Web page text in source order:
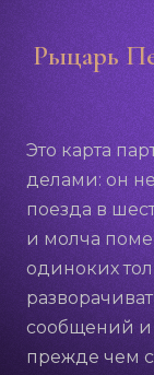
Рыцарь
Это карта
делами: он
поезда в
и молча
одиноких
сообщений
прежде чем